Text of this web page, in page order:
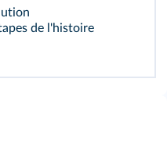
de l'histoire